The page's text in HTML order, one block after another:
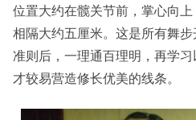
位置大约在髋关节前，掌心向
相隔大约五厘米。这是所有舞
准则后，一理通百理明，再学
才较易营造修长优美的线条。